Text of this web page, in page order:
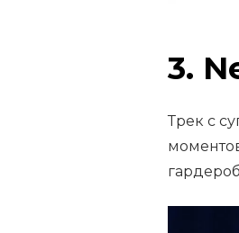
3.
Трек с